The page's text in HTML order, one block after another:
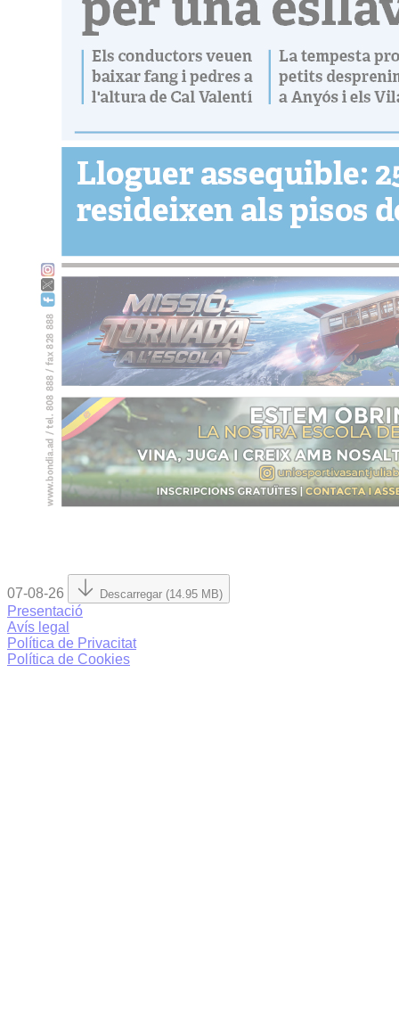
07-08-26 Descarregar (14.95 MB)
Presentació
Avís legal
Política de Privacitat
Política de Cookies